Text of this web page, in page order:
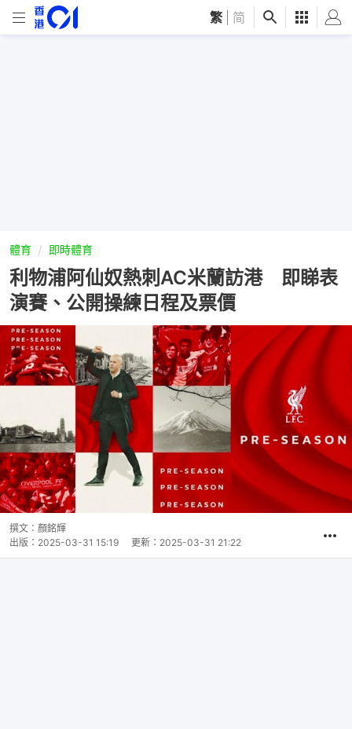
繁 简
體育 即時體育
利物浦阿仙奴熱刺AC米蘭訪港 即睇表
演賽、公開操練日程及票價
撰文： 顏銘輝
出版： 2025-03-31 15:19 更新： 2025-03-31 21:22